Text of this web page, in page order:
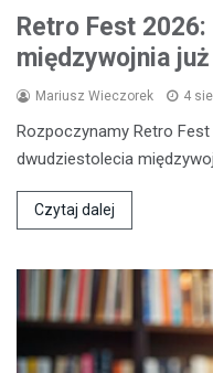
Retro Fest
międzywojnia
Mariusz Wieczorek 4
Rozpoczynamy Retro
dwudziestolecia
Czytaj dalej